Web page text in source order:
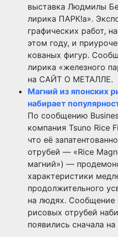
выставка Людмилы
лирика ПАРК!а».
графических работ,
этом году, и
кованых фигур.
лирика «железного
на САЙТ О МЕТАЛЛЕ.
Магний из японских
набирает
По сообщению
компания Tsuno Rice
что её
отрубей — «Rice
магний») —
характеристики
продолжительного
на людях. Сообщение
рисовых отрубей
появились сначала